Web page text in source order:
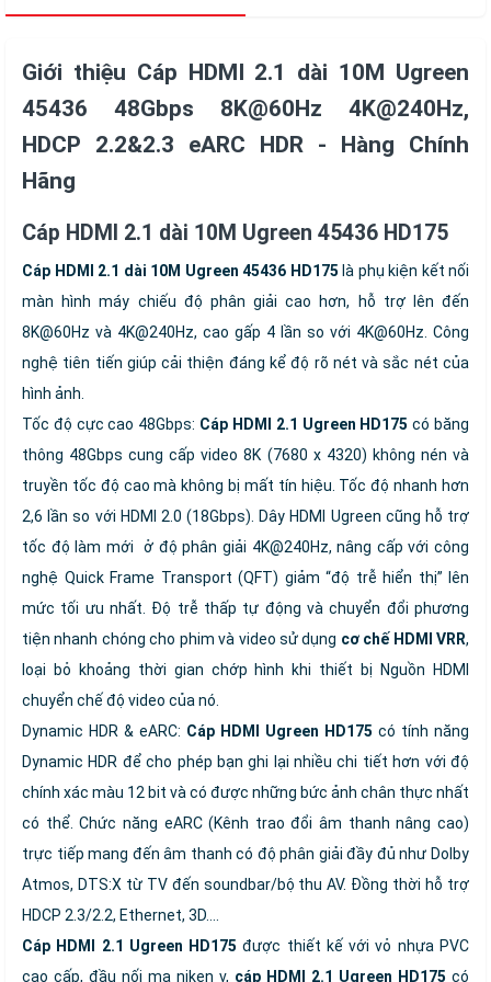
Giới thiệu Cáp HDMI 2.1 dài 10M Ugreen
45436 48Gbps 8K@60Hz 4K@240Hz,
HDCP 2.2&2.3 eARC HDR - Hàng Chính
Hãng
Cáp HDMI 2.1 dài 10M Ugreen 45436 HD175
Cáp HDMI 2.1 dài 10M Ugreen 45436 HD175 là phụ kiện kết nối
màn hình máy chiếu độ phân giải cao hơn, hỗ trợ lên đến
8K@60Hz và 4K@240Hz, cao gấp 4 lần so với 4K@60Hz. Công
nghệ tiên tiến giúp cải thiện đáng kể độ rõ nét và sắc nét của
hình ảnh.
Tốc độ cực cao 48Gbps: Cáp HDMI 2.1 Ugreen HD175 có băng
thông 48Gbps cung cấp video 8K (7680 x 4320) không nén và
truyền tốc độ cao mà không bị mất tín hiệu. Tốc độ nhanh hơn
2,6 lần so với HDMI 2.0 (18Gbps). Dây HDMI Ugreen cũng hỗ trợ
tốc độ làm mới ở độ phân giải 4K@240Hz, nâng cấp với công
nghệ Quick Frame Transport (QFT) giảm “độ trễ hiển thị” lên
mức tối ưu nhất. Độ trễ thấp tự động và chuyển đổi phương
tiện nhanh chóng cho phim và video sử dụng cơ chế HDMI VRR,
loại bỏ khoảng thời gian chớp hình khi thiết bị Nguồn HDMI
chuyển chế độ video của nó.
Dynamic HDR & eARC: Cáp HDMI Ugreen HD175 có tính năng
Dynamic HDR để cho phép bạn ghi lại nhiều chi tiết hơn với độ
chính xác màu 12 bit và có được những bức ảnh chân thực nhất
có thể. Chức năng eARC (Kênh trao đổi âm thanh nâng cao)
trực tiếp mang đến âm thanh có độ phân giải đầy đủ như Dolby
Atmos, DTS:X từ TV đến soundbar/bộ thu AV. Đồng thời hỗ trợ
HDCP 2.3/2.2, Ethernet, 3D….
Cáp HDMI 2.1 Ugreen HD175 được thiết kế với vỏ nhựa PVC
cao cấp, đầu nối mạ niken v, cáp HDMI 2.1 Ugreen HD175 có